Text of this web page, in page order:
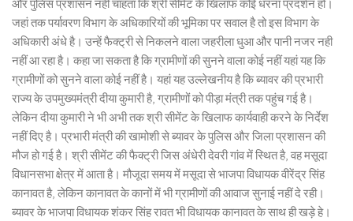
और पुलिस प्रशासन नहीं चाहता कि श्री सीमेंट के खिलाफ कोई धरना प्रदर्शन हो।
जहां तक पर्यावरण विभाग के अधिकारियों की भूमिका पर सवाल है तो इस विभाग के
अधिकारी अंधे है। उन्हें फैक्ट्री से निकलने वाला जहरीला धुआ और पानी नजर नही
नहीं आ रहा है। कहा जा सकता है कि ग्रामीणों की सुनने वाला कोई नहीं यहां यह कि
ग्रामीणों को सुनने वाला कोई नहीं है। यहां यह उल्लेखनीय है कि ब्यावर की प्रभारी
राज्य के उपमुख्यमंत्री दीया कुमारी है, ग्रामीणों को पीड़ा मंत्री तक पहुंच गई है।
लेकिन दीया कुमारी ने भी अभी तक श्री सीमेंट के खिलाफ कार्यवाही करने के निर्देश
नहीं दिए है। प्रभारी मंत्री की खामोशी से ब्यावर के पुलिस और जिला प्रशासन की
मौज हो गई है। श्री सीमेंट की फैक्ट्री जिस अंधेरी देवरी गांव में स्थित है, वह मसूदा
विधानसभा क्षेत्र में आता है। मौजूदा समय में मसूदा से भाजपा विधायक वीरेंद्र सिंह
कानावत है, लेकिन कानावत के कानों में भी ग्रामीणों की आवाज सुनाई नहीं दे रही।
ब्यावर के भाजपा विधायक शंकर सिंह रावत भी विधायक कानावत के साथ ही खड़े हे।